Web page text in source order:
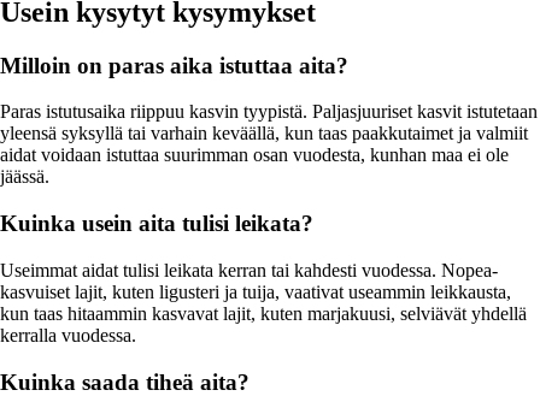
Usein kysytyt kysymykset
Milloin on paras aika istuttaa aita?
Paras istutusaika riippuu kasvin tyypistä. Paljasjuuriset kasvit istutetaan
yleensä syksyllä tai varhain keväällä, kun taas paakkutaimet ja valmiit
aidat voidaan istuttaa suurimman osan vuodesta, kunhan maa ei ole
jäässä.
Kuinka usein aita tulisi leikata?
Useimmat aidat tulisi leikata kerran tai kahdesti vuodessa. Nopea­
kasvuiset lajit, kuten ligusteri ja tuija, vaativat useammin leikkausta,
kun taas hitaammin kasvavat lajit, kuten marjakuusi, selviävät yhdellä
kerralla vuodessa.
Kuinka saada tiheä aita?